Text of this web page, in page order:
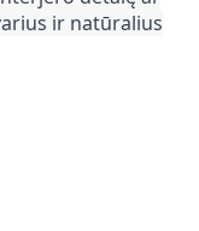
ir natūralius